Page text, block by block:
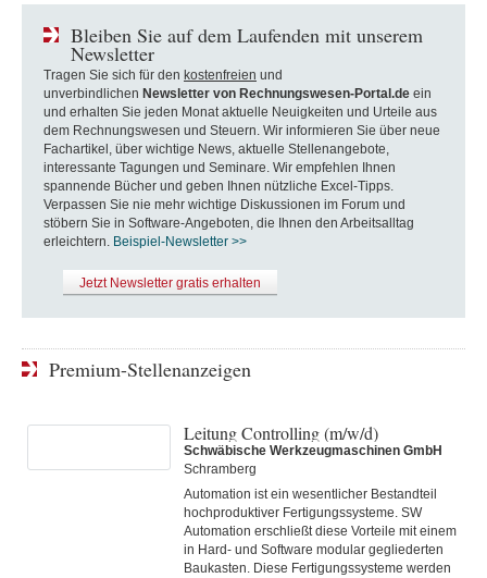
Bleiben Sie auf dem Laufenden mit unserem
Newsletter
Tragen Sie sich für den kostenfreien und
unverbindlichen Newsletter von Rechnungswesen-Portal.de ein
und erhalten Sie jeden Monat aktuelle Neuigkeiten und Urteile aus
dem Rechnungswesen und Steuern. Wir informieren Sie über neue
Fachartikel, über wichtige News, aktuelle Stellenangebote,
interessante Tagungen und Seminare. Wir empfehlen Ihnen
spannende Bücher und geben Ihnen nützliche Excel-Tipps.
Verpassen Sie nie mehr wichtige Diskussionen im Forum und
stöbern Sie in Software-Angeboten, die Ihnen den Arbeitsalltag
erleichtern. Beispiel-Newsletter >>
Jetzt Newsletter gratis erhalten
Premium-Stellenanzeigen
Leitung Controlling (m/w/d)
Schwäbische Werkzeugmaschinen GmbH
Schramberg
Automation ist ein wesentlicher Bestandteil
hochproduktiver Fertigungssysteme. SW
Automation erschließt diese Vorteile mit einem
in Hard- und Software modular gegliederten
Baukasten. Diese Fertigungs­systeme werden